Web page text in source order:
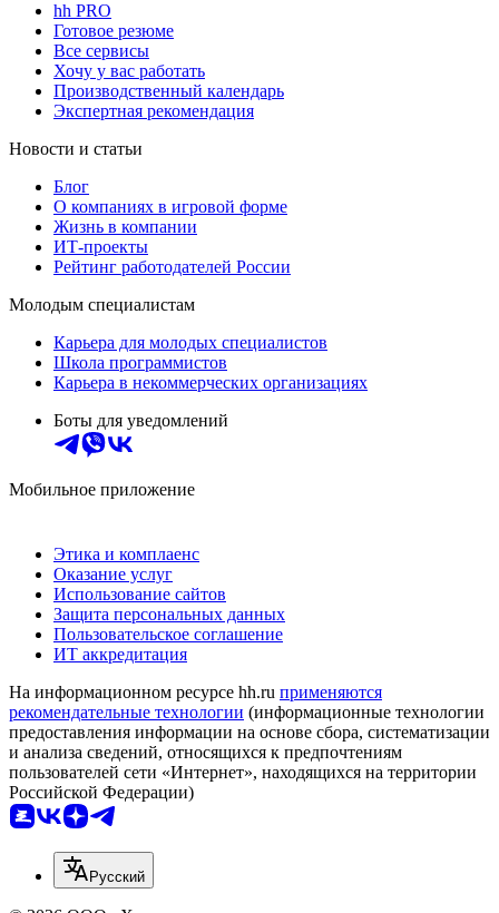
hh PRO
Готовое резюме
Все сервисы
Хочу у вас работать
Производственный календарь
Экспертная рекомендация
Новости и статьи
Блог
О компаниях в игровой форме
Жизнь в компании
ИТ-проекты
Рейтинг работодателей России
Молодым специалистам
Карьера для молодых специалистов
Школа программистов
Карьера в некоммерческих организациях
Боты для уведомлений
Мобильное приложение
Этика и комплаенс
Оказание услуг
Использование сайтов
Защита персональных данных
Пользовательское соглашение
ИТ аккредитация
На информационном ресурсе hh.ru применяются
рекомендательные технологии (информационные технологии
предоставления информации на основе сбора, систематизации
и анализа сведений, относящихся к предпочтениям
пользователей сети «Интернет», находящихся на территории
Российской Федерации)
Русский